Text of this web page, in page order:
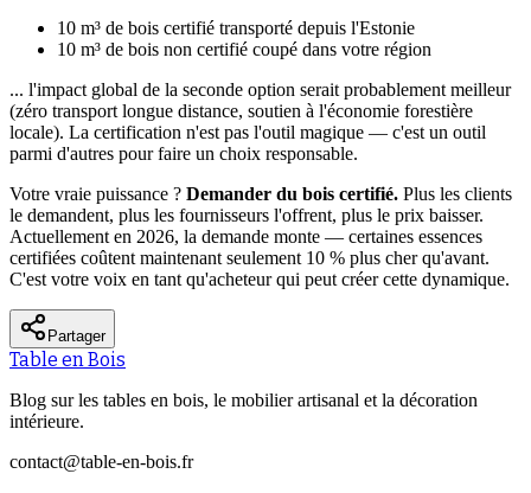
10 m³ de bois certifié transporté depuis l'Estonie
10 m³ de bois non certifié coupé dans votre région
... l'impact global de la seconde option serait probablement meilleur
(zéro transport longue distance, soutien à l'économie forestière
locale). La certification n'est pas l'outil magique — c'est un outil
parmi d'autres pour faire un choix responsable.
Votre vraie puissance ? Demander du bois certifié. Plus les clients
le demandent, plus les fournisseurs l'offrent, plus le prix baisser.
Actuellement en 2026, la demande monte — certaines essences
certifiées coûtent maintenant seulement 10 % plus cher qu'avant.
C'est votre voix en tant qu'acheteur qui peut créer cette dynamique.
Partager
Table en Bois
Blog sur les tables en bois, le mobilier artisanal et la décoration
intérieure.
contact@table-en-bois.fr